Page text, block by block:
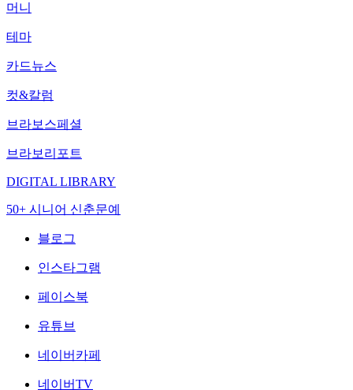
머니
테마
카드뉴스
컷&칼럼
브라보스페셜
브라보리포트
DIGITAL LIBRARY
50+ 시니어 신춘문예
블로그
인스타그램
페이스북
유튜브
네이버카페
네이버TV